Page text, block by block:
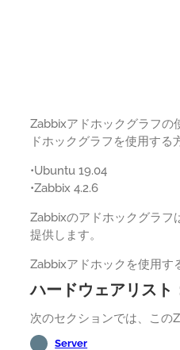
Zabbixアドホックグラフの
ドホックグラフを使用する
•Ubuntu 19.04
•Zabbix 4.2.6
Zabbixのアドホックグラフ
提供します。
Zabbixアドホックを使用す
ハードウェアリスト
次のセクションでは、この
Server